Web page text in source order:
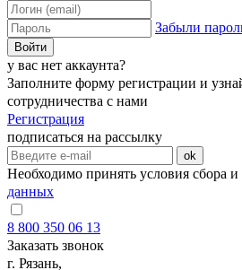
Забыли
Войти
у вас нет аккаунта?
Заполните форму регистрации и
сотрудничества с нами
Регистрация
подписаться на рассылку
ok
Необходимо принять условия сбора и
данных
8 800 350 06 13
Заказать звонок
г. Рязань,